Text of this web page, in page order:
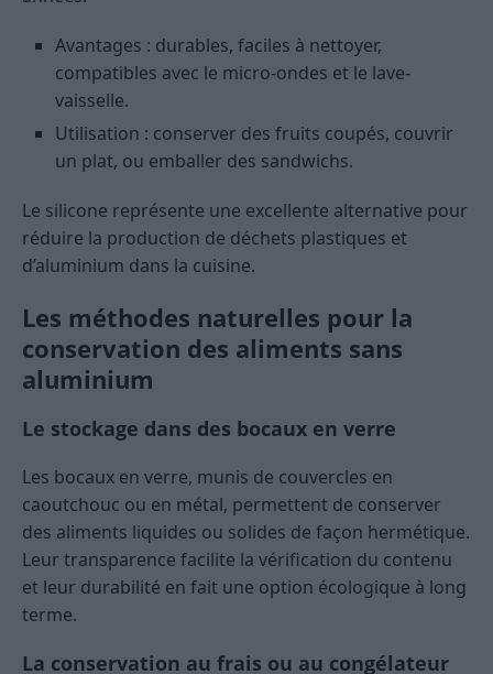
Avantages : durables, faciles à nettoyer,
compatibles avec le micro-ondes et le lave-
vaisselle.
Utilisation : conserver des fruits coupés, couvrir
un plat, ou emballer des sandwichs.
Le silicone représente une excellente alternative pour
réduire la production de déchets plastiques et
d’aluminium dans la cuisine.
Les méthodes naturelles pour la
conservation des aliments sans
aluminium
Le stockage dans des bocaux en verre
Les bocaux en verre, munis de couvercles en
caoutchouc ou en métal, permettent de conserver
des aliments liquides ou solides de façon hermétique.
Leur transparence facilite la vérification du contenu
et leur durabilité en fait une option écologique à long
terme.
La conservation au frais ou au congélateur